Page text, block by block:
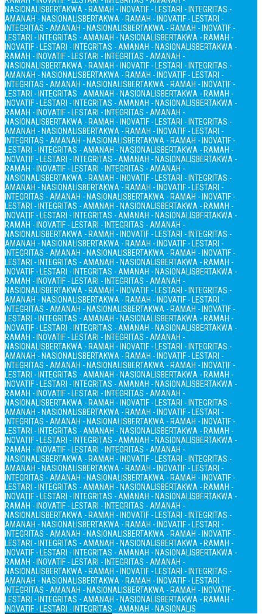
NASIONALISBERTAKWA - RAMAH - INOVATIF - LESTARI - INTEGRITAS -
AMANAH - NASIONALISBERTAKWA - RAMAH - INOVATIF - LESTARI -
INTEGRITAS - AMANAH - NASIONALISBERTAKWA - RAMAH - INOVATIF -
LESTARI - INTEGRITAS - AMANAH - NASIONALISBERTAKWA - RAMAH -
INOVATIF - LESTARI - INTEGRITAS - AMANAH - NASIONALISBERTAKWA -
RAMAH - INOVATIF - LESTARI - INTEGRITAS - AMANAH -
NASIONALISBERTAKWA - RAMAH - INOVATIF - LESTARI - INTEGRITAS -
AMANAH - NASIONALISBERTAKWA - RAMAH - INOVATIF - LESTARI -
INTEGRITAS - AMANAH - NASIONALISBERTAKWA - RAMAH - INOVATIF -
LESTARI - INTEGRITAS - AMANAH - NASIONALISBERTAKWA - RAMAH -
INOVATIF - LESTARI - INTEGRITAS - AMANAH - NASIONALISBERTAKWA -
RAMAH - INOVATIF - LESTARI - INTEGRITAS - AMANAH -
NASIONALISBERTAKWA - RAMAH - INOVATIF - LESTARI - INTEGRITAS -
AMANAH - NASIONALISBERTAKWA - RAMAH - INOVATIF - LESTARI -
INTEGRITAS - AMANAH - NASIONALISBERTAKWA - RAMAH - INOVATIF -
LESTARI - INTEGRITAS - AMANAH - NASIONALISBERTAKWA - RAMAH -
INOVATIF - LESTARI - INTEGRITAS - AMANAH - NASIONALISBERTAKWA -
RAMAH - INOVATIF - LESTARI - INTEGRITAS - AMANAH -
NASIONALISBERTAKWA - RAMAH - INOVATIF - LESTARI - INTEGRITAS -
AMANAH - NASIONALISBERTAKWA - RAMAH - INOVATIF - LESTARI -
INTEGRITAS - AMANAH - NASIONALISBERTAKWA - RAMAH - INOVATIF -
LESTARI - INTEGRITAS - AMANAH - NASIONALISBERTAKWA - RAMAH -
INOVATIF - LESTARI - INTEGRITAS - AMANAH - NASIONALISBERTAKWA -
RAMAH - INOVATIF - LESTARI - INTEGRITAS - AMANAH -
NASIONALISBERTAKWA - RAMAH - INOVATIF - LESTARI - INTEGRITAS -
AMANAH - NASIONALISBERTAKWA - RAMAH - INOVATIF - LESTARI -
INTEGRITAS - AMANAH - NASIONALISBERTAKWA - RAMAH - INOVATIF -
LESTARI - INTEGRITAS - AMANAH - NASIONALISBERTAKWA - RAMAH -
INOVATIF - LESTARI - INTEGRITAS - AMANAH - NASIONALISBERTAKWA -
RAMAH - INOVATIF - LESTARI - INTEGRITAS - AMANAH -
NASIONALISBERTAKWA - RAMAH - INOVATIF - LESTARI - INTEGRITAS -
AMANAH - NASIONALISBERTAKWA - RAMAH - INOVATIF - LESTARI -
INTEGRITAS - AMANAH - NASIONALISBERTAKWA - RAMAH - INOVATIF -
LESTARI - INTEGRITAS - AMANAH - NASIONALISBERTAKWA - RAMAH -
INOVATIF - LESTARI - INTEGRITAS - AMANAH - NASIONALISBERTAKWA -
RAMAH - INOVATIF - LESTARI - INTEGRITAS - AMANAH -
NASIONALISBERTAKWA - RAMAH - INOVATIF - LESTARI - INTEGRITAS -
AMANAH - NASIONALISBERTAKWA - RAMAH - INOVATIF - LESTARI -
INTEGRITAS - AMANAH - NASIONALISBERTAKWA - RAMAH - INOVATIF -
LESTARI - INTEGRITAS - AMANAH - NASIONALISBERTAKWA - RAMAH -
INOVATIF - LESTARI - INTEGRITAS - AMANAH - NASIONALISBERTAKWA -
RAMAH - INOVATIF - LESTARI - INTEGRITAS - AMANAH -
NASIONALISBERTAKWA - RAMAH - INOVATIF - LESTARI - INTEGRITAS -
AMANAH - NASIONALISBERTAKWA - RAMAH - INOVATIF - LESTARI -
INTEGRITAS - AMANAH - NASIONALISBERTAKWA - RAMAH - INOVATIF -
LESTARI - INTEGRITAS - AMANAH - NASIONALISBERTAKWA - RAMAH -
INOVATIF - LESTARI - INTEGRITAS - AMANAH - NASIONALISBERTAKWA -
RAMAH - INOVATIF - LESTARI - INTEGRITAS - AMANAH -
NASIONALISBERTAKWA - RAMAH - INOVATIF - LESTARI - INTEGRITAS -
AMANAH - NASIONALISBERTAKWA - RAMAH - INOVATIF - LESTARI -
INTEGRITAS - AMANAH - NASIONALISBERTAKWA - RAMAH - INOVATIF -
LESTARI - INTEGRITAS - AMANAH - NASIONALISBERTAKWA - RAMAH -
INOVATIF - LESTARI - INTEGRITAS - AMANAH - NASIONALISBERTAKWA -
RAMAH - INOVATIF - LESTARI - INTEGRITAS - AMANAH -
NASIONALISBERTAKWA - RAMAH - INOVATIF - LESTARI - INTEGRITAS -
AMANAH - NASIONALISBERTAKWA - RAMAH - INOVATIF - LESTARI -
INTEGRITAS - AMANAH - NASIONALISBERTAKWA - RAMAH - INOVATIF -
LESTARI - INTEGRITAS - AMANAH - NASIONALISBERTAKWA - RAMAH -
INOVATIF - LESTARI - INTEGRITAS - AMANAH - NASIONALISBERTAKWA -
RAMAH - INOVATIF - LESTARI - INTEGRITAS - AMANAH -
NASIONALISBERTAKWA - RAMAH - INOVATIF - LESTARI - INTEGRITAS -
AMANAH - NASIONALISBERTAKWA - RAMAH - INOVATIF - LESTARI -
INTEGRITAS - AMANAH - NASIONALISBERTAKWA - RAMAH - INOVATIF -
LESTARI - INTEGRITAS - AMANAH - NASIONALISBERTAKWA - RAMAH -
INOVATIF - LESTARI - INTEGRITAS - AMANAH - NASIONALIS